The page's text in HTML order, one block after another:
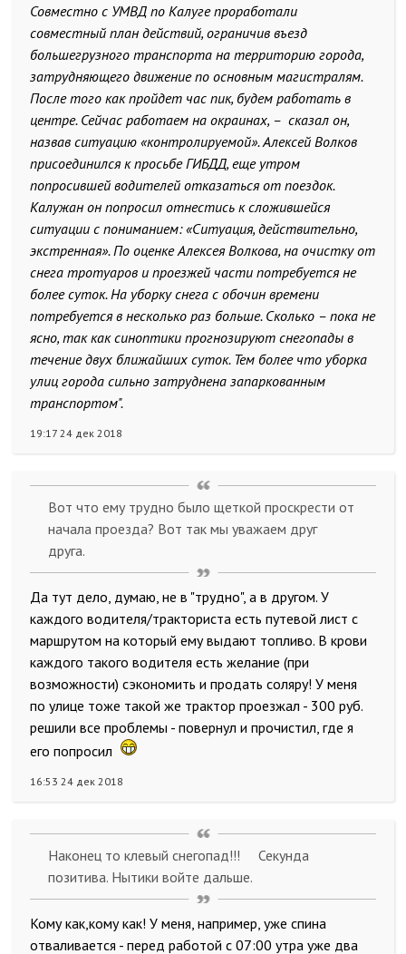
Совместно с УМВД по Калуге проработали
совместный план действий, ограничив въезд
большегрузного транспорта на территорию города,
затрудняющего движение по основным магистралям.
После того как пройдет час пик, будем работать в
центре. Сейчас работаем на окраинах, – сказал он,
назвав ситуацию «контролируемой». Алексей Волков
присоединился к просьбе ГИБДД, еще утром
попросившей водителей отказаться от поездок.
Калужан он попросил отнестись к сложившейся
ситуации с пониманием: «Ситуация, действительно,
экстренная». По оценке Алексея Волкова, на очистку от
снега тротуаров и проезжей части потребуется не
более суток. На уборку снега с обочин времени
потребуется в несколько раз больше. Сколько – пока не
ясно, так как синоптики прогнозируют снегопады в
течение двух ближайших суток. Тем более что уборка
улиц города сильно затруднена запаркованным
транспортом".
19:17 24 дек 2018
Вот что ему трудно было щеткой проскрести от
начала проезда? Вот так мы уважаем друг
друга.
Да тут дело, думаю, не в "трудно", а в другом. У
каждого водителя/тракториста есть путевой лист с
маршрутом на который ему выдают топливо. В крови
каждого такого водителя есть желание (при
возможности) сэкономить и продать соляру! У меня
по улице тоже такой же трактор проезжал - 300 руб.
решили все проблемы - повернул и прочистил, где я
его попросил
16:53 24 дек 2018
Наконец то клевый снегопад!!! Секунда
позитива. Нытики войте дальше.
Кому как,кому как! У меня, например, уже спина
отваливается - перед работой с 07:00 утра уже два